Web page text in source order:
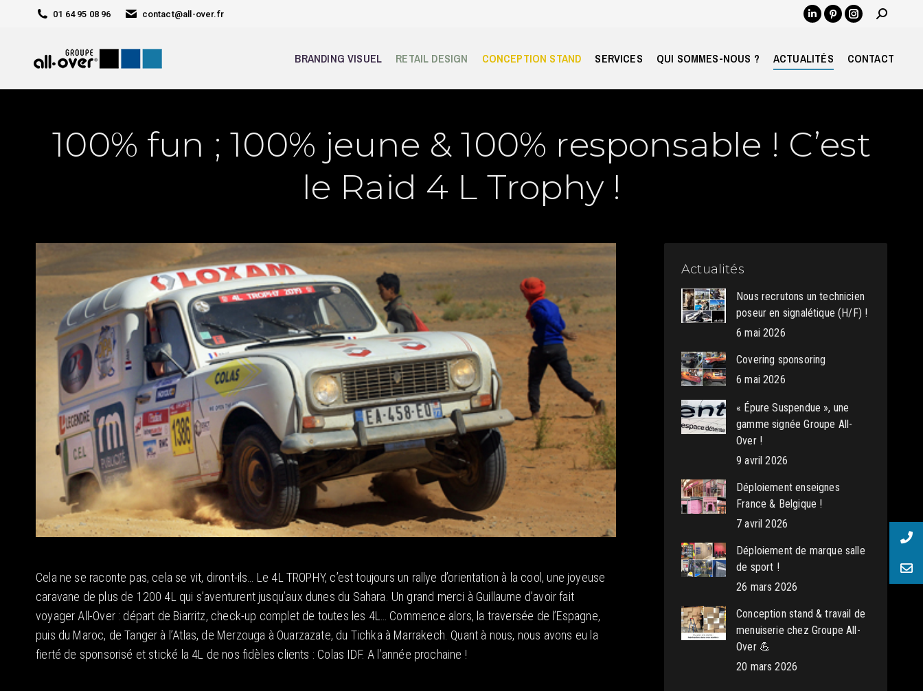
01 64 95 08 96 contact@all-over.fr
LinkedIn
opens
new
Pinterest
opens
new
Instagram
opens
new
Recherche
BRANDING VISUEL RETAIL DESIGN CONCEPTION STAND SERVICES QUI SOMMES-NOUS ? ACTUALITÉS CONTACT
100% fun ; 100% jeune & 100% responsable ! C’est
le Raid 4 L Trophy !
Cela ne se raconte pas, cela se vit, diront-ils… Le 4L TROPHY, c’est toujours un rallye d’orientation à la cool, une joyeuse
caravane de plus de 1200 4L qui s’aventurent jusqu’aux dunes du Sahara. Un grand merci à Guillaume d’avoir fait
voyager All-Over : départ de Biarritz, check-up complet de toutes les 4L… Commence alors, la traversée de l’Espagne,
puis du Maroc, de Tanger à l’Atlas, de Merzouga à Ouarzazate, du Tichka à Marrakech. Quant à nous, nous avons eu la
fierté de sponsorisé et stické la 4L de nos fidèles clients : Colas IDF. A l’année prochaine !
Actualités
Nous recrutons un technicien
poseur en signalétique (H/F) !
6 mai 2026
Covering sponsoring
6 mai 2026
« Épure Suspendue », une
gamme signée Groupe All-
Over !
9 avril 2026
Déploiement enseignes
France & Belgique !
7 avril 2026
Déploiement de marque salle
de sport !
26 mars 2026
Conception stand & travail de
menuiserie chez Groupe All-
Over 💪
20 mars 2026